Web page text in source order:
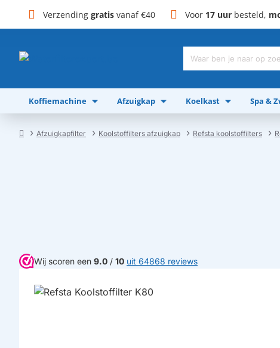
Verzending gratis vanaf €40 Voor 17 uur besteld,
Waar
je
naar
op
Koffiemachine Afzuigkap Koelkast Spa &
Afzuigkapfilter Koolstoffilters afzuigkap Refsta koolstoffilters
Wij scoren een 9.0 / 10 uit 64868 reviews